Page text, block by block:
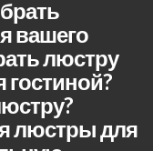
вашего
люстру
люстры для